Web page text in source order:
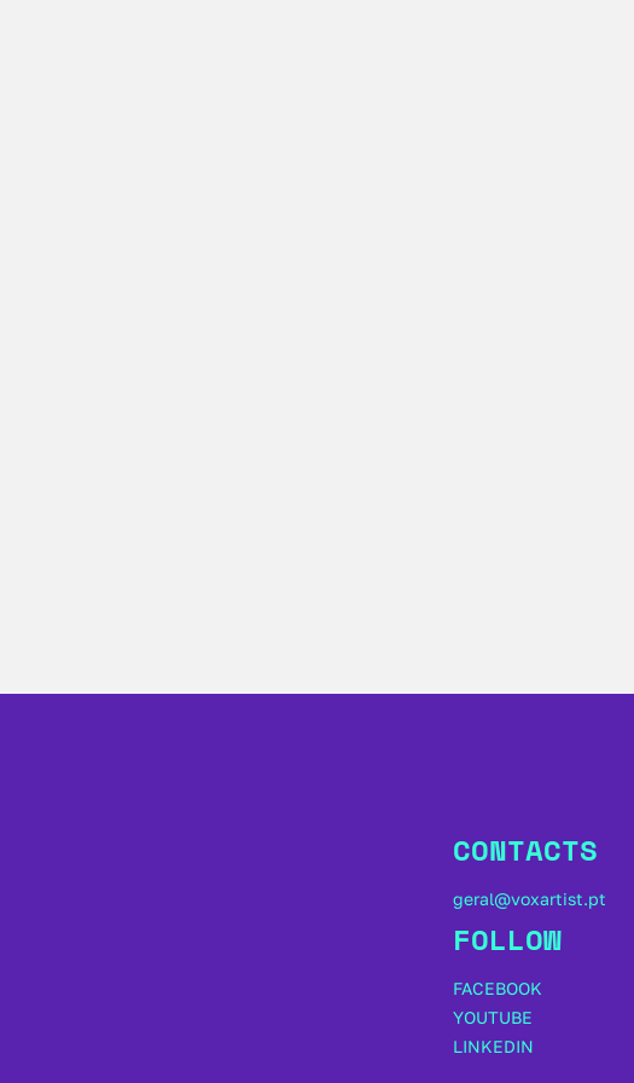
CONTACTS
geral@voxartist.pt
FOLLOW
FACEBOOK
YOUTUBE
LINKEDIN